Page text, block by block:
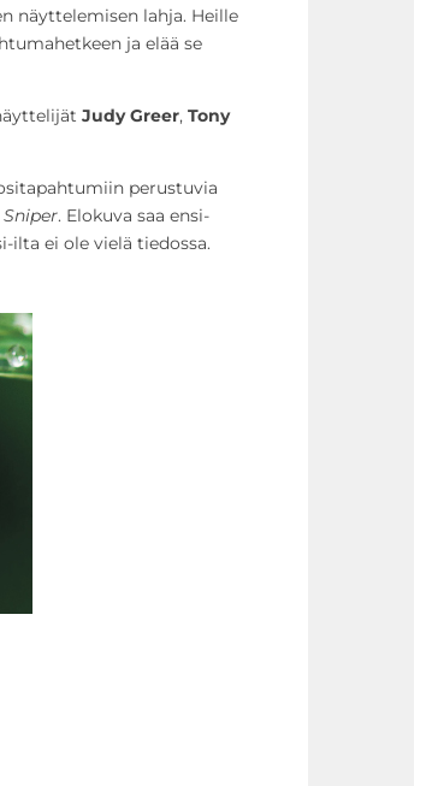
näyttelemisen lahja. Heille
ja elää se
Judy Greer, Tony
perustuvia
. Elokuva saa ensi-
ilta ei ole vielä tiedossa.